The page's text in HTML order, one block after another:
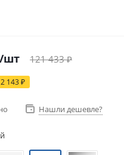
/шт 121 433₽
143₽
Нашли дешевле?